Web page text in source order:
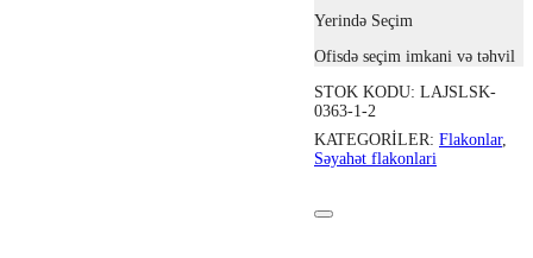
Yerində Seçim
Ofisdə seçim imkani və təhvil
STOK KODU: LAJSLSK-
0363-1-2
KATEGORILER: Flakonlar,
Səyahət flakonlari